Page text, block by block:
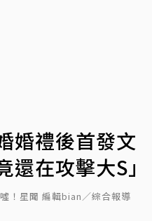
婚禮後首發
還在攻擊大S」
噓！星聞 編輯bian／綜合報導